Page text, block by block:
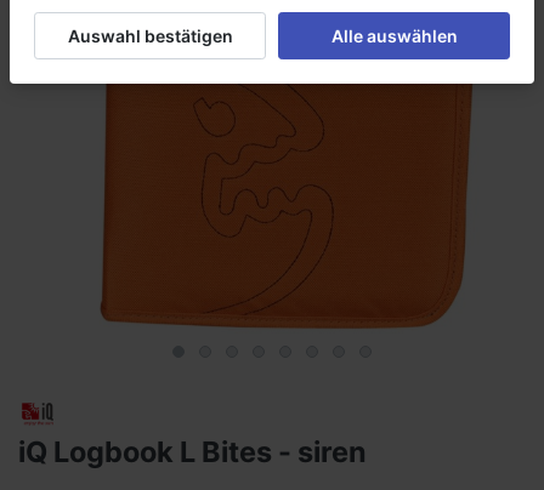
iQ Logbook L Bites - siren
Auswahl bestätigen Alle auswählen